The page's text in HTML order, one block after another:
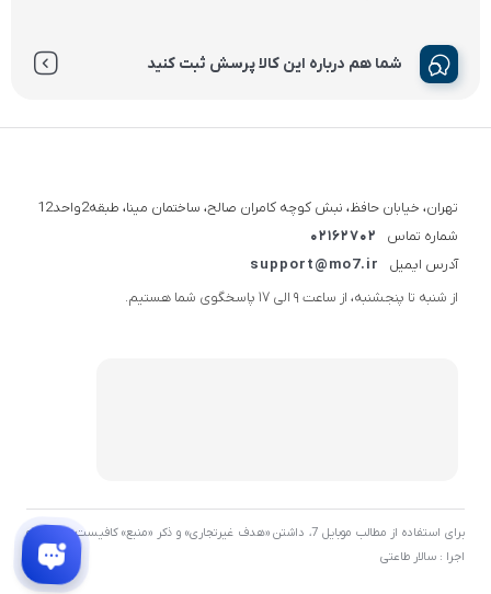
شما هم درباره این کالا پرسش ثبت کنید
تهران، خیابان حافظ، نبش کوچه کامران صالح، ساختمان مینا، طبقه2واحد12
شماره تماس
02162702
آدرس ایمیل
support@mo7.ir
از شنبه تا پنجشنبه، از ساعت 9 الی 17 پاسخگوی شما هستیم.
برای استفاده از مطالب موبایل 7، داشتن «هدف غیرتجاری» و ذکر «منبع» کافیست. توسعه و
اجرا : سالار طاعتی